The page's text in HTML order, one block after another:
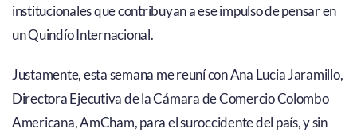
institucionales que contribuyan a ese impulso de pensar en
un Quindío Internacional.
Justamente, esta semana me reuní con Ana Lucia Jaramillo,
Directora Ejecutiva de la Cámara de Comercio Colombo
Americana, AmCham, para el suroccidente del país, y sin